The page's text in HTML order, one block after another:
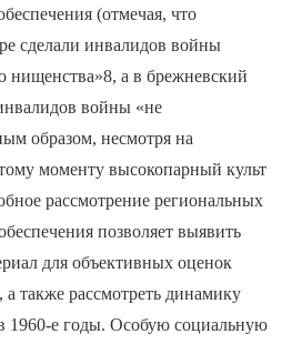
(отмечая, что
сделали инвалидов войны
нищенства»8, а в брежневский
войны «не
образом, несмотря на
моменту высокопарный культ
рассмотрение региональных
позволяет выявить
для объективных оценок
также рассмотреть динамику
1960-е годы. Особую социальную